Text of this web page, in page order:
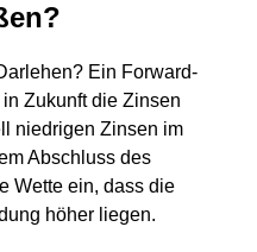
Ein Forward-
Zukunft die Zinsen
niedrigen Zinsen im
Abschluss des
Wette ein, dass die
höher liegen.